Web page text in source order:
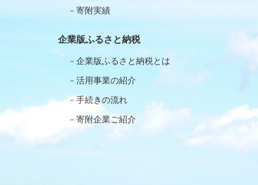
寄附実績
企業版ふるさと納税
企業版ふるさと納税とは
活用事業の紹介
手続きの流れ
寄附企業ご紹介